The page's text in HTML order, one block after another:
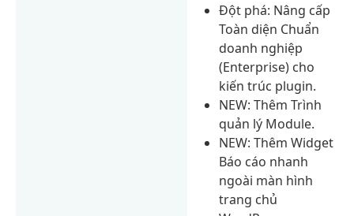
Đột phá: Nâng cấp
Toàn diện Chuẩn
doanh nghiệp
(Enterprise) cho
kiến trúc plugin.
NEW: Thêm Trình
quản lý Module.
NEW: Thêm Widget
Báo cáo nhanh
ngoài màn hình
trang chủ